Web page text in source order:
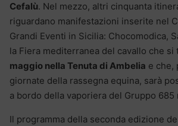
Cefalù. Nel mezzo, altri cinquanta
riguardano manifestazioni inserite nel
Grandi Eventi in Sicilia: Chocomodica,
la Fiera mediterranea del cavallo che si
maggio nella Tenuta di Ambelia e che,
giornate della rassegna equina, sarà
a bordo della vaporiera del Gruppo 685
Il programma della seconda edizione de